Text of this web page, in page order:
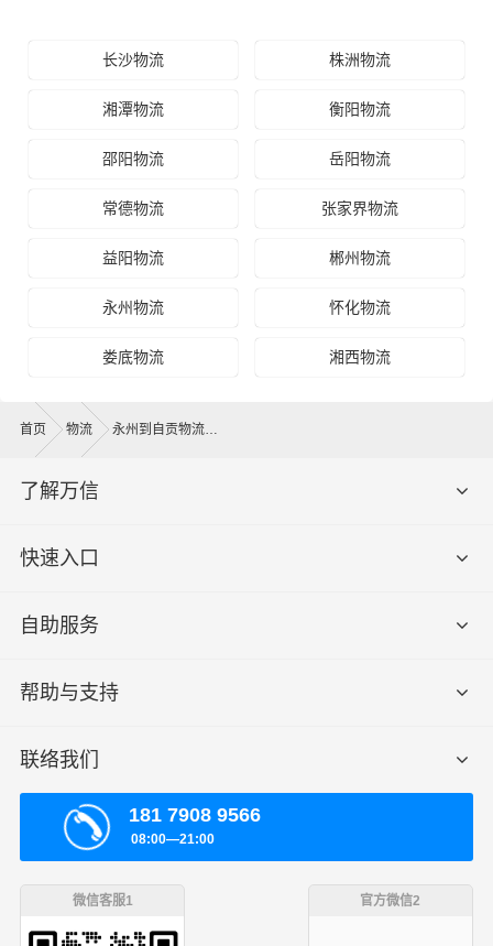
长沙物流 株洲物流
湘潭物流 衡阳物流
邵阳物流 岳阳物流
常德物流 张家界物流
益阳物流 郴州物流
永州物流 怀化物流
娄底物流 湘西物流
首页 物流 永州到自贡物流公司
了解万信
快速入口
自助服务
帮助与支持
联络我们
181 7908 9566
08:00—21:00
微信客服1 官方微信2